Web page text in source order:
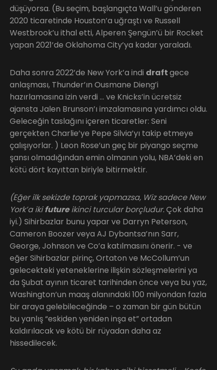
düşüyorsa. (Bu seçim, başlangıçta Wall’u gönderen
2020 ticaretinde Houston’a uğraştı ve Russell
Westbrook’u ithal etti, Alperen Şengün’ü bir Rocket
yapan 2021’de Oklahoma City’ya kadar yaraladı.
Daha sonra 2022’de New York’a indi draftgece
anlaşması, Thunder’ın Ousmane Dieng’i
hazırlamasına izin verdi … ve Knicks’in ücretsiz
ajansta Jalen Brunson’ı imzalamasına yardımcı oldu.
Geleceğin taslağını içeren ticaretler: Seni
gerçekten Charlie’ye Pepe Silvia’yı takip etmeye
çalışıyorlar. ) Leon Rose’un geç bir piyango seçme
şansı olmadığından emin olmanın yolu, NBA’deki en
kötü dört kayıttan biriyle bitirmektir.
(Eğer ilk sekizde toprak yapmazsa, Wiz sadece New
York’a ikifutureikinci turcular borçludur.Çok daha
iyi.) Sihirbazlar bunu yapar ve Darryn Peterson,
Cameron Boozer veya AJ Dybantsa’nın Sarr,
George, Johnson ve Co’a katılmasını önerir. - ve
eğer Sihirbazlar pirinç, Ortaton ve McCollum’un
gelecekteki yeteneklerine ilişkin sözleşmelerini ya
da Şubat ayının ticaret tarihinden önce veya bu yaz,
Washington’un maaş alanındaki 100 milyondan fazla
bir araya gelebileceğinde – o zaman bir gün bütün
bu yanlış “eskiden yeniden inşa et” ortadan
kaldırılacak ve kötü bir rüyadan daha az
hissedilecek.